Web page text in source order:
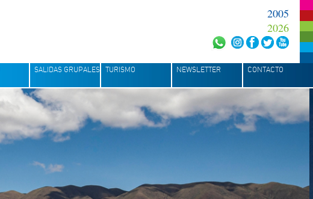
SALIDAS GRUPALES TURISMO NEWSLETTER CONTACTO
2005
2026